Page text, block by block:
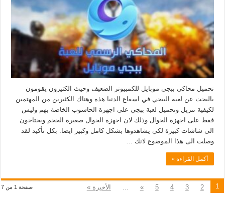
تحميل محاكي ببجي موبايل للكمبيوتر الضعيف وحيث الكثيرون يقومون
بالبحث عن لعبة الببجي في اسقاع الدنيا هذه وهناك الكثيرين من المهتمين
لكيفية تنزيل وتحميل لعبة ببجي على اجهزة الحاسوب الخاصة بهم وليس
فقط على اجهزة الجوال وذلك لان اجهزة الجوال صغيرة الحجم ويحتاجون
الى شاشات كبيرة لكي يشاهدوها بشكل كامل وكبير ايضا. بكل تأكيد لقد
وصلت الى هذا الموضوع لانك …
أكمل القراءة »
صفحة 1 من 7 1
2
3
4
5
» الأخيرة »